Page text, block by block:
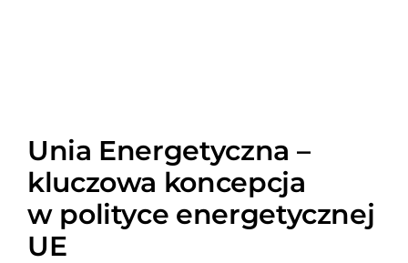
Unia Energetyczna –
kluczowa koncepcja
w polityce energetycznej
UE